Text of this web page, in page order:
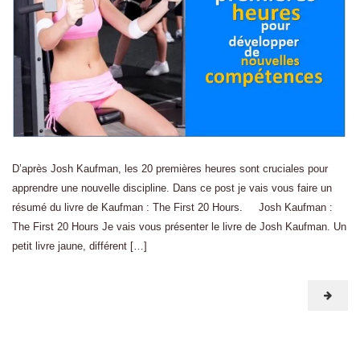
D’après Josh Kaufman, les 20 premières heures sont cruciales pour
apprendre une nouvelle discipline. Dans ce post je vais vous faire un
résumé du livre de Kaufman : The First 20 Hours. Josh Kaufman :
The First 20 Hours Je vais vous présenter le livre de Josh Kaufman. Un
petit livre jaune, différent […]